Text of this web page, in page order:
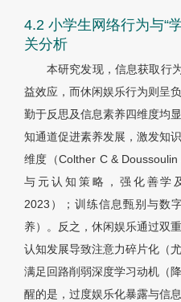
4.2 小学生网络行为与“
关分析
本研究发现，信息获取行
益效应，而休闲娱乐行为则呈
勤于反思及信息素养四维度均
知通道促进素养发展，激发知
维度（Colther C &
与元认知策略，强化善学
2023）；训练信息甄别与数
养）。反之，休闲娱乐通过双
认知发展导致注意力碎片化（
满足回路削弱深度学习动机（
醒的是，过度娱乐化暴露与信